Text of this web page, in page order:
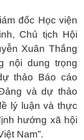
đốc Học viện
Chủ tịch Hội
Xuân Thắng
nội dung trọng
thảo Báo cáo
và dự thảo
lý luận và thực
hướng xã hội
Nam”.